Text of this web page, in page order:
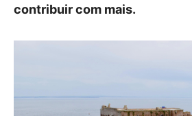
contribuir com mais.